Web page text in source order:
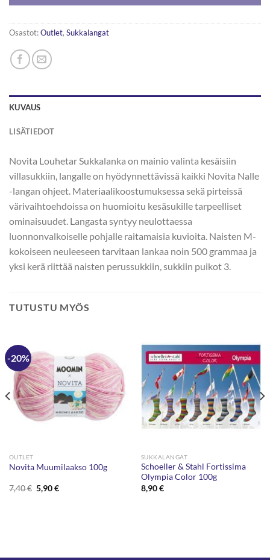
Osastot:Outlet, Sukkalangat
KUVAUS
LISÄTIEDOT
Novita Louhetar Sukkalanka on mainio valinta kesäisiin
villasukkiin, langalle on hyödynnettävissä kaikki Novita Nalle
-langan ohjeet. Materiaalikoostumuksessa sekä pirteissä
värivaihtoehdoissa on huomioitu kesäsukille tarpeelliset
ominaisuudet. Langasta syntyy neulottaessa
luonnonvalkoiselle pohjalle raitamaisia kuvioita. Naisten M-
kokoiseen neuleeseen tarvitaan lankaa noin 500 grammaa ja
yksi kerä riittää naisten perussukkiin, sukkiin puikot 3.
TUTUSTU MYÖS
-20%
OUTLET
Novita Muumilaakso 100g
7,40€ Alkuperäinen
hinta
5,90€Nykyinen
SUKKALANGAT
Schoeller & Stahl Fortissima
Olympia Color 100g
8,90€